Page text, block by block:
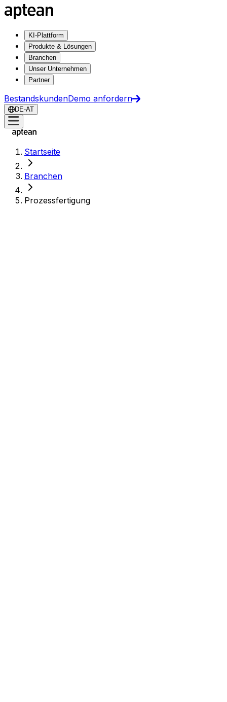
KI-Plattform
Produkte & Lösungen
Branchen
Unser Unternehmen
Partner
BestandskundenDemo anfordern
DE-AT
Startseite
Branchen
Prozessfertigung